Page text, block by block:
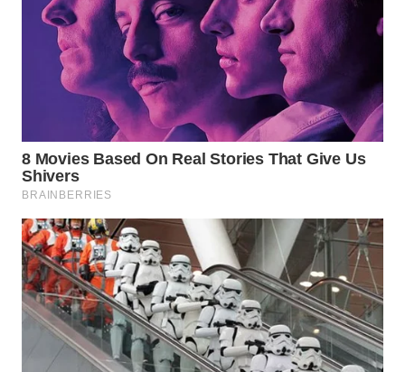
PAKPAK
WN
KARAWANG
BEKASI
WN
WN
DEPOK
WN
TAPANULI
UTARA